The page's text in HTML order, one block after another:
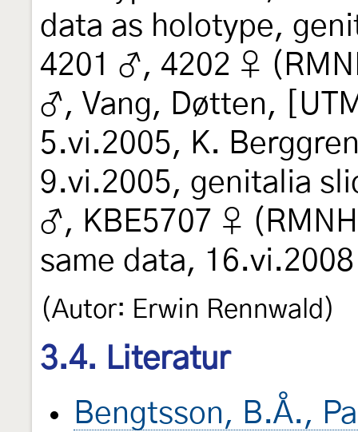
data as holotype,
4201 ♂, 4202 ♀
♂, Vang, Døtten,
5.vi.2005, K.
9.vi.2005, genitalia
♂, KBE5707 ♀
same data,
(Autor: Erwin Rennwald)
3.4. Literatur
Bengtsson, B.Å.,